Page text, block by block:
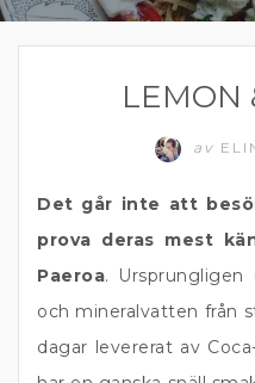
LEMON
av
Det går inte att
prova deras mest
Paeroa.
och mineralvatten från
dagar levererat av